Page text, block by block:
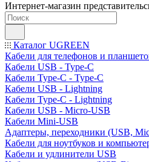
Интернет-магазин
Каталог UGREEN
Кабели для телефонов и
Кабели USB - Type-C
Кабели Type-C - Type-C
Кабели USB - Lightning
Кабели Type-C - Lightning
Кабели USB - Micro-USB
Кабели Mini-USB
Адаптеры, переходники (USB,
Кабели для ноутбуков и
Кабели и удлинители USB